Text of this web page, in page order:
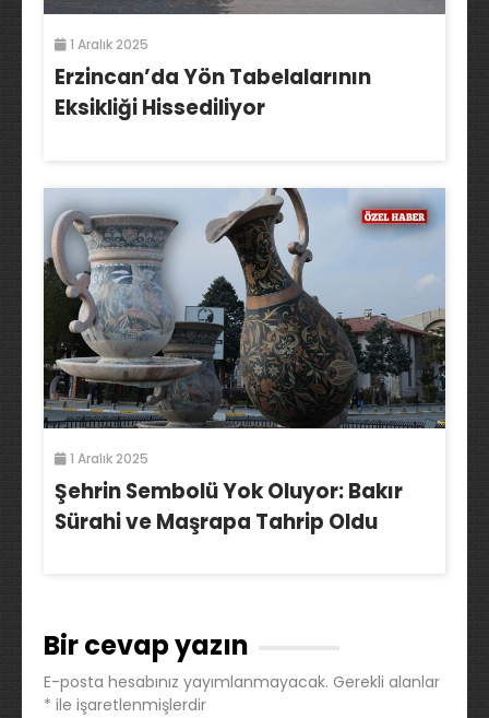
1 Aralık 2025
Erzincan’da Yön Tabelalarının
Eksikliği Hissediliyor
1 Aralık 2025
Şehrin Sembolü Yok Oluyor: Bakır
Sürahi ve Maşrapa Tahrip Oldu
Bir cevap yazın
E-posta hesabınız yayımlanmayacak. Gerekli alanlar
* ile işaretlenmişlerdir